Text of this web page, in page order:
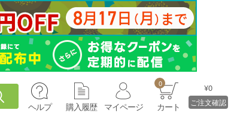
ヘルプ
購入履歴 マイページ
0
カート
¥0
ご注文確認